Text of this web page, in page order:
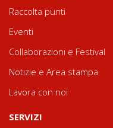
Raccolta punti
Eventi
Collaborazioni e Festival
Notizie e Area stampa
Lavora con noi
SERVIZI